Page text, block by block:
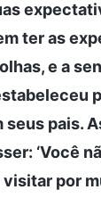
ter as
e a
seus pais.
‘Você
por